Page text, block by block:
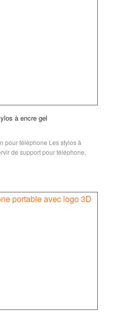
à encre gel
pour téléphone Les stylos à
de support pour téléphone,